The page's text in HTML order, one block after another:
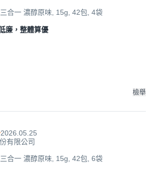
合一 濃醇原味, 15g, 42包, 4袋
廉，整體算優
檢舉
2026.05.25
有限公司
合一 濃醇原味, 15g, 42包, 6袋